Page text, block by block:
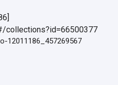
collections?id=66500377
12011186_457269567